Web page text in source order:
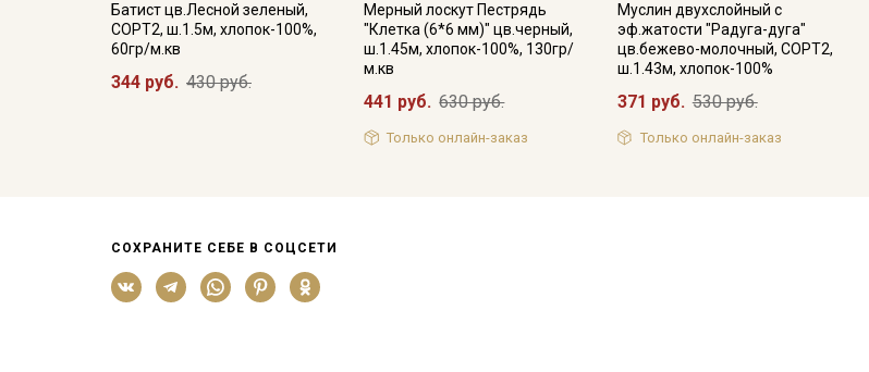
Батист цв.Лесной зеленый,
СОРТ2, ш.1.5м, хлопок-100%,
60гр/м.кв
344 руб. 430 руб.
Мерный лоскут Пестрядь
"Клетка (6*6 мм)" цв.черный,
ш.1.45м, хлопок-100%, 130гр/
м.кв
441 руб. 630 руб.
Только онлайн-заказ
Муслин двухслойный с
эф.жатости "Радуга-дуга"
цв.бежево-молочный, СОРТ2,
ш.1.43м, хлопок-100%
371 руб. 530 руб.
Только онлайн-заказ
СОХРАНИТЕ СЕБЕ В СОЦСЕТИ